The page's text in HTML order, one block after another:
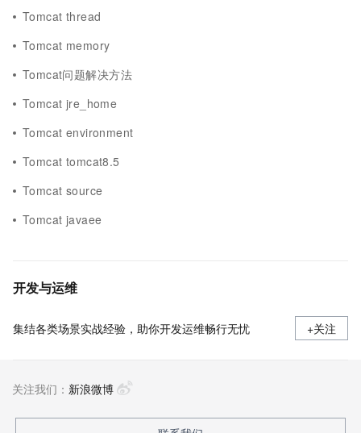
Tomcat thread
Tomcat memory
Tomcat问题解决方法
Tomcat jre_home
Tomcat environment
Tomcat tomcat8.5
Tomcat source
Tomcat javaee
开发与运维
集结各类场景实战经验，助你开发运维畅行无忧 +关注
关注我们： 新浪微博